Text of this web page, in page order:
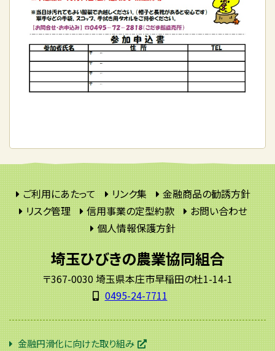
ご利用にあたって リンク集
金融商品の勧誘方針
リスク管理
信用事業の定型約款
お問い合わせ
個人情報保護方針
埼玉ひびきの農業協同組合
〒367-0030 埼玉県本庄市早稲田の杜1-14-1
0495-24-7711
金融円滑化に向けた取り組み